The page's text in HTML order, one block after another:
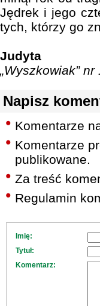
Jędrek i jego
tych, którzy go
Judyta
„Wyszkowiak”
Napisz
Komentarze
Komentarze
publikowane.
Za treść
Regulamin
Imię:
Tytuł:
Komentarz: